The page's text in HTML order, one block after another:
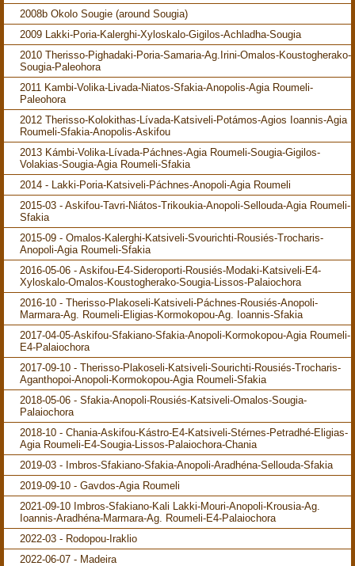
2008b Okolo Sougie (around Sougia)
2009 Lakki-Poria-Kalerghi-Xyloskalo-Gigilos-Achladha-Sougia
2010 Therisso-Pighadaki-Poria-Samaria-Ag.Irini-Omalos-Koustogherako-
Sougia-Paleohora
2011 Kambi-Volika-Livada-Niatos-Sfakia-Anopolis-Agia Roumeli-
Paleohora
2012 Therisso-Kolokithas-Lívada-Katsiveli-Potámos-Agios Ioannis-Agia
Roumeli-Sfakia-Anopolis-Askifou
2013 Kámbi-Volika-Lívada-Páchnes-Agia Roumeli-Sougia-Gigilos-
Volakias-Sougia-Agia Roumeli-Sfakia
2014 - Lakki-Poria-Katsiveli-Páchnes-Anopoli-Agia Roumeli
2015-03 - Askifou-Tavri-Niátos-Trikoukia-Anopoli-Sellouda-Agia Roumeli-
Sfakia
2015-09 - Omalos-Kalerghi-Katsiveli-Svourichti-Rousiés-Trocharis-
Anopoli-Agia Roumeli-Sfakia
2016-05-06 - Askifou-E4-Sideroporti-Rousiés-Modaki-Katsiveli-E4-
Xyloskalo-Omalos-Koustogherako-Sougia-Lissos-Palaiochora
2016-10 - Therisso-Plakoseli-Katsiveli-Páchnes-Rousiés-Anopoli-
Marmara-Ag. Roumeli-Eligias-Kormokopou-Ag. Ioannis-Sfakia
2017-04-05-Askifou-Sfakiano-Sfakia-Anopoli-Kormokopou-Agia Roumeli-
E4-Palaiochora
2017-09-10 - Therisso-Plakoseli-Katsiveli-Sourichti-Rousiés-Trocharis-
Aganthopoi-Anopoli-Kormokopou-Agia Roumeli-Sfakia
2018-05-06 - Sfakia-Anopoli-Rousiés-Katsiveli-Omalos-Sougia-
Palaiochora
2018-10 - Chania-Askifou-Kástro-E4-Katsiveli-Stérnes-Petradhé-Eligias-
Agia Roumeli-E4-Sougia-Lissos-Palaiochora-Chania
2019-03 - Imbros-Sfakiano-Sfakia-Anopoli-Aradhéna-Sellouda-Sfakia
2019-09-10 - Gavdos-Agia Roumeli
2021-09-10 Imbros-Sfakiano-Kali Lakki-Mouri-Anopoli-Krousia-Ag.
Ioannis-Aradhéna-Marmara-Ag. Roumeli-E4-Palaiochora
2022-03 - Rodopou-Iraklio
2022-06-07 - Madeira